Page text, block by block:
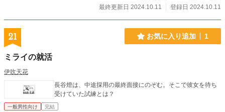
最終更新日 2024.10.11
登録日 2024.10.11
21 お気に入り追加 1
ミライの就活
伊吹天花
長谷燈は、中途採用の最終面接にのぞむ。そこで彼女を待ち
受けていた試練とは？
一般男性向け 完結